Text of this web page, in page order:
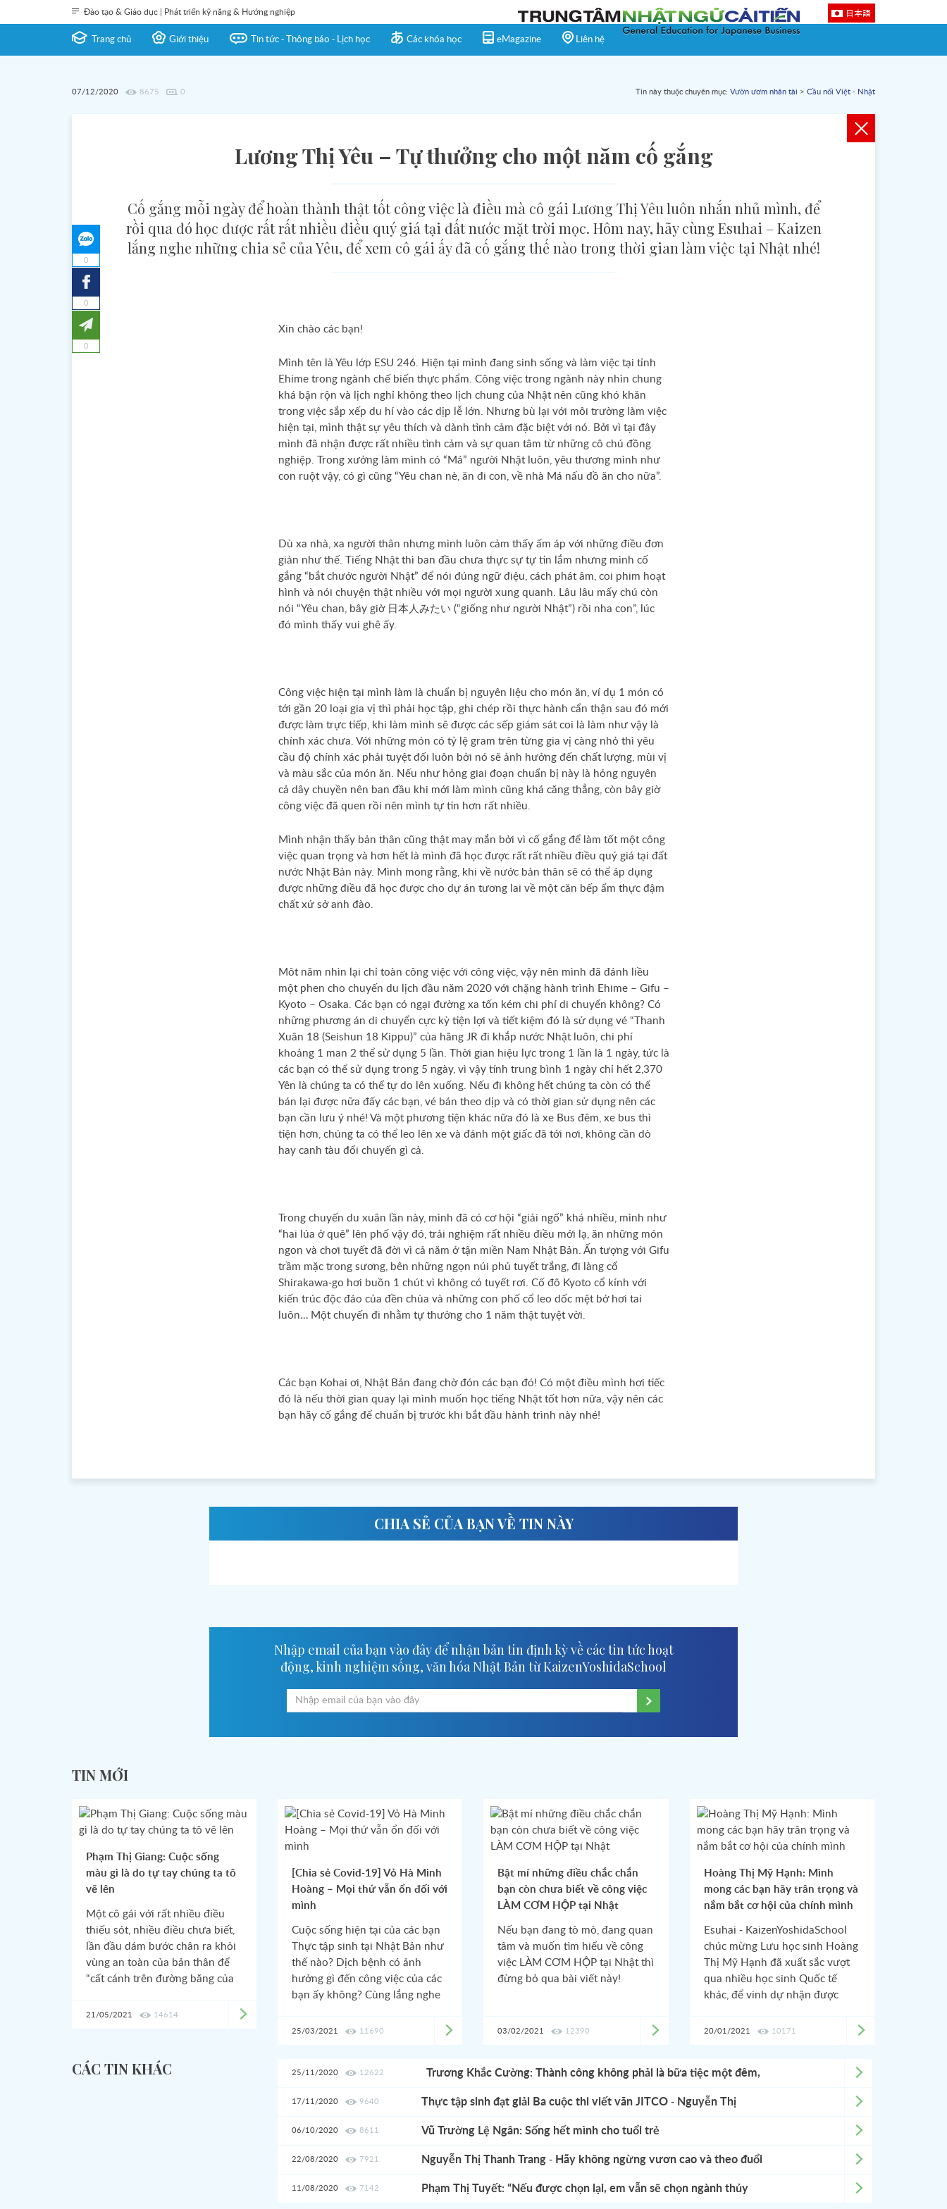
Đào tạo & Giáo dục | Phát triển kỹ năng & Hướng nghiệp 日本語
Trang chủ Giới thiệu Tin tức - Thông báo - Lịch học Các khóa học eMagazine Liên hệ
Chào buổi sáng
Ohayo
gozaimasu
07/12/2020 8675 0 Tin này thuộc chuyên mục: Vườn ươm nhân tài > Cầu nối Việt - Nhật
Lương Thị Yêu – Tự thưởng cho một năm cố gắng
Cố gắng mỗi ngày để hoàn thành thật tốt công việc là điều mà cô gái Lương Thị Yêu luôn nhắn nhủ mình, để
rồi qua đó học được rất rất nhiều điều quý giá tại đất nước mặt trời mọc. Hôm nay, hãy cùng Esuhai – Kaizen
lắng nghe những chia sẻ của Yêu, để xem cô gái ấy đã cố gắng thế nào trong thời gian làm việc tại Nhật nhé!
Xin chào các bạn!
Mình tên là Yêu lớp ESU 246. Hiện tại mình đang sinh sống và làm việc tại tỉnh
Ehime trong ngành chế biến thực phẩm. Công việc trong ngành này nhìn chung
khá bận rộn và lịch nghỉ không theo lịch chung của Nhật nên cũng khó khăn
trong việc sắp xếp du hí vào các dịp lễ lớn. Nhưng bù lại với môi trường làm việc
hiện tại, mình thật sự yêu thích và dành tình cảm đặc biệt với nó. Bởi vì tại đây
mình đã nhận được rất nhiều tình cảm và sự quan tâm từ những cô chú đồng
nghiệp. Trong xưởng làm mình có “Má” người Nhật luôn, yêu thương mình như
con ruột vậy, có gì cũng “Yêu chan nè, ăn đi con, về nhà Má nấu đồ ăn cho nữa”.
Dù xa nhà, xa người thân nhưng mình luôn cảm thấy ấm áp với những điều đơn
giản như thế. Tiếng Nhật thì ban đầu chưa thực sự tự tin lắm nhưng mình cố
gắng “bắt chước người Nhật” để nói đúng ngữ điệu, cách phát âm, coi phim hoạt
hình và nói chuyện thật nhiều với mọi người xung quanh. Lâu lâu mấy chú còn
nói “Yêu chan, bây giờ 日本人みたい (“giống như người Nhật”) rồi nha con”, lúc
đó mình thấy vui ghê ấy.
Công việc hiện tại mình làm là chuẩn bị nguyên liệu cho món ăn, ví dụ 1 món có
tới gần 20 loại gia vị thì phải học tập, ghi chép rồi thực hành cẩn thận sau đó mới
được làm trực tiếp, khi làm mình sẽ được các sếp giám sát coi là làm như vậy là
chính xác chưa. Với những món có tỷ lệ gram trên từng gia vị càng nhỏ thì yêu
cầu độ chính xác phải tuyệt đối luôn bởi nó sẽ ảnh hưởng đến chất lượng, mùi vị
và màu sắc của món ăn. Nếu như hỏng giai đoạn chuẩn bị này là hỏng nguyên
cả dây chuyền nên ban đầu khi mới làm mình cũng khá căng thẳng, còn bây giờ
công việc đã quen rồi nên mình tự tin hơn rất nhiều.
Mình nhận thấy bản thân cũng thật may mắn bởi vì cố gắng để làm tốt một công
việc quan trọng và hơn hết là mình đã học được rất rất nhiều điều quý giá tại đất
nước Nhật Bản này. Mình mong rằng, khi về nước bản thân sẽ có thể áp dụng
được những điều đã học được cho dự án tương lai về một căn bếp ẩm thực đậm
chất xứ sở anh đào.
Môt năm nhìn lại chỉ toàn công việc với công việc, vậy nên mình đã đánh liều
một phen cho chuyến du lịch đầu năm 2020 với chặng hành trình Ehime – Gifu –
Kyoto – Osaka. Các bạn có ngại đường xa tốn kém chi phí di chuyển không? Có
những phương án di chuyển cực kỳ tiện lợi và tiết kiệm đó là sử dụng vé “Thanh
Xuân 18 (Seishun 18 Kippu)” của hãng JR đi khắp nước Nhật luôn, chi phí
khoảng 1 man 2 thể sử dụng 5 lần. Thời gian hiệu lực trong 1 lần là 1 ngày, tức là
các bạn có thể sử dụng trong 5 ngày, vì vậy tính trung bình 1 ngày chỉ hết 2,370
Yên là chúng ta có thể tự do lên xuống. Nếu đi không hết chúng ta còn có thể
bán lại được nữa đấy các bạn, vé bán theo dịp và có thời gian sử dụng nên các
bạn cần lưu ý nhé! Và một phương tiện khác nữa đó là xe Bus đêm, xe bus thì
tiện hơn, chúng ta có thể leo lên xe và đánh một giấc đã tới nơi, không cần dò
hay canh tàu đổi chuyến gì cả.
Trong chuyến du xuân lần này, mình đã có cơ hội “giải ngố” khá nhiều, mình như
“hai lúa ở quê” lên phố vậy đó, trải nghiệm rất nhiều điều mới lạ, ăn những món
ngon và chơi tuyết đã đời vì cả năm ở tận miền Nam Nhật Bản. Ấn tượng với Gifu
trầm mặc trong sương, bên những ngọn núi phủ tuyết trắng, đi làng cổ
Shirakawa-go hơi buồn 1 chút vì không có tuyết rơi. Cố đô Kyoto cổ kính với
kiến trúc độc đáo của đền chùa và những con phố cổ leo dốc mệt bở hơi tai
luôn… Một chuyến đi nhằm tự thưởng cho 1 năm thật tuyệt vời.
Các bạn Kohai ơi, Nhật Bản đang chờ đón các bạn đó! Có một điều mình hơi tiếc
đó là nếu thời gian quay lại mình muốn học tiếng Nhật tốt hơn nữa, vậy nên các
bạn hãy cố gắng để chuẩn bị trước khi bắt đầu hành trình này nhé!
0
0
0
CHIA SẺ CỦA BẠN VỀ TIN NÀY
Nhập email của bạn vào đây để nhận bản tin định kỳ về các tin tức hoạt
động, kinh nghiệm sống, văn hóa Nhật Bản từ KaizenYoshidaSchool
TIN MỚI
Phạm Thị Giang: Cuộc sống
màu gì là do tự tay chúng ta tô
vẽ lên
Một cô gái với rất nhiều điều
thiếu sót, nhiều điều chưa biết,
lần đầu dám bước chân ra khỏi
vùng an toàn của bản thân để
“cất cánh trên đường băng của
đã vượt qua những khó khăn,
viết sau đây nhé!
21/05/2021 14614
[Chia sẻ Covid-19] Vỏ Hà Minh
Hoàng – Mọi thứ vẫn ổn đối với
mình
Cuộc sống hiện tại của các bạn
Thực tập sinh tại Nhật Bản như
thế nào? Dịch bệnh có ảnh
hưởng gì đến công việc của các
bạn ấy không? Cùng lắng nghe
Hoàng – cựu học viên Esuhai -
nhé!
25/03/2021 11690
Bật mí những điều chắc chắn
bạn còn chưa biết về công việc
LÀM CƠM HỘP tại Nhật
Nếu bạn đang tò mò, đang quan
tâm và muốn tìm hiểu về công
việc LÀM CƠM HỘP tại Nhật thì
đừng bỏ qua bài viết này!
03/02/2021 12390
Hoàng Thị Mỹ Hạnh: Mình
mong các bạn hãy trân trọng và
nắm bắt cơ hội của chính mình
Esuhai - KaizenYoshidaSchool
chúc mừng Lưu học sinh Hoàng
Thị Mỹ Hạnh đã xuất sắc vượt
qua nhiều học sinh Quốc tế
khác, để vinh dự nhận được
chăm ngoan trong năm 2020.
này đến với Esuhai - Kaizen,
đồng thời cũng không quên gửi
lời cảm ơn và chia sẻ kinh
nghiệm đến các kohai của mình.
20/01/2021 10171
CÁC TIN KHÁC 25/11/2020 12622 Trương Khắc Cường: Thành công không phải là bữa tiệc một đêm,
mà là sự từng trải để chiêm nghiệm cả cuộc đời
17/11/2020 9640 Thực tập sinh đạt giải Ba cuộc thi viết văn JITCO - Nguyễn Thị
Thanh Trang: "Để có thể trưởng thành thì tự lập là việc quan trọng”
06/10/2020 8611 Vũ Trường Lệ Ngân: Sống hết mình cho tuổi trẻ
22/08/2020 7921 Nguyễn Thị Thanh Trang - Hãy không ngừng vươn cao và theo đuổi
ước mơ!
11/08/2020 7142 Phạm Thị Tuyết: “Nếu được chọn lại, em vẫn sẽ chọn ngành thủy